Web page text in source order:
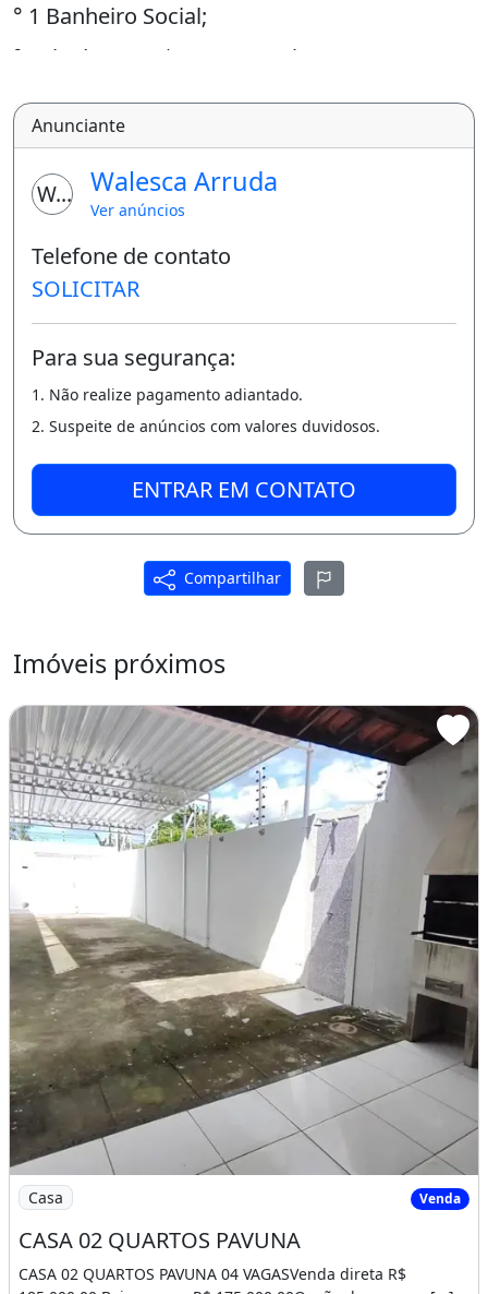
° 1 Banheiro Social;
° Sala de Estar | Jantar Amplas;
° Cozinha Americana Toda Revestida;
° Lavanderia com Tanque;
Valor de R$ 210.000,00
° ITBI E REGISTRO INLUSO
ENDE SUA VISITA:
( 8 5 ) 9 8 6 5 9 .1 0 0 0
( 8 5 ) 9 8 6 2 2 .3 2 5 3
CRECI 15.160
_______________________________________________
:Q82AK
Varanda Área de serviço
Anunciante
WA Walesca Arruda
Ver anúncios
Telefone de contato
SOLICITAR
Para sua segurança:
1. Não realize pagamento adiantado.
2. Suspeite de anúncios com valores duvidosos.
ENTRAR EM CONTATO
Compartilhar
Imóveis próximos
Imagem: CASA 02 QUARTOS PAVUNA
Casa Venda
CASA 02 QUARTOS PAVUNA
CASA 02 QUARTOS PAVUNA 04 VAGASVenda direta R$